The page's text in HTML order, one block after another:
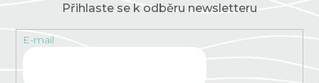
Přihlaste se k odběru newsletteru
E-mail